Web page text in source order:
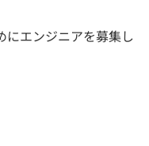
にエンジニアを募集し